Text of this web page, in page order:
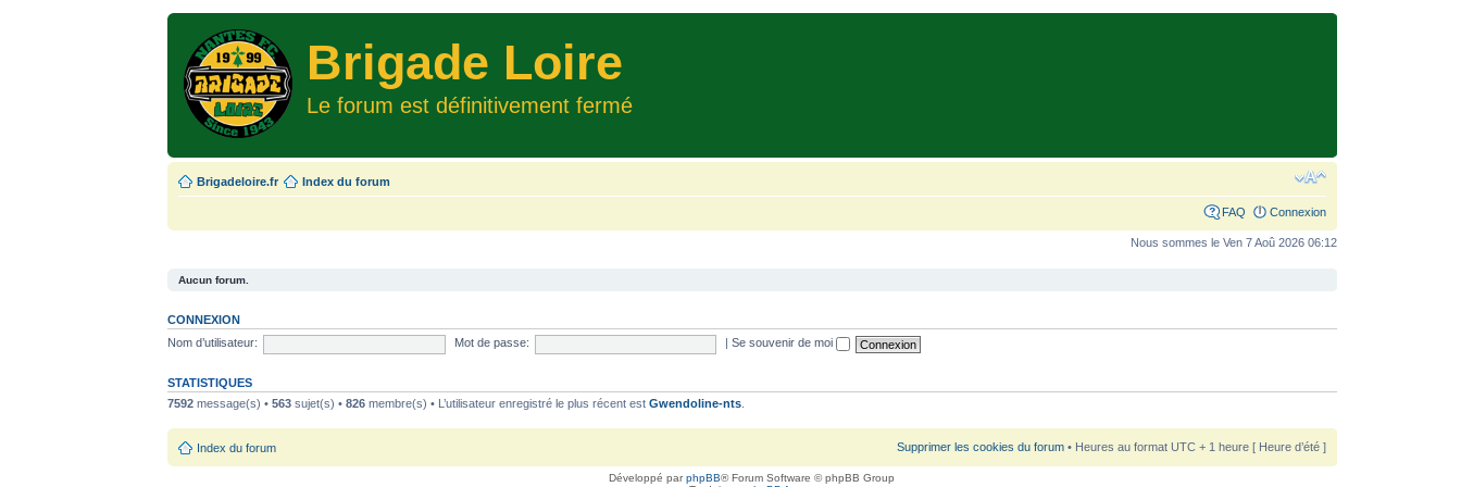
Brigade Loire
Le forum est définitivement fermé
Brigadeloire.fr Index du forum
FAQ Connexion
Nous sommes le Ven 7 Aoû 2026 06:12
Aucun forum.
CONNEXION
Nom d’utilisateur:
Mot de passe: Se souvenir de moi
STATISTIQUES
7592 message(s) •563 sujet(s) •826 membre(s) • L’utilisateur enregistré le plus récent estGwendoline-nts
Index du forum Supprimer les cookies du forum• Heures au format UTC + 1 heure [ Heure d’été ]
Développé parphpBB® Forum Software © phpBB Group